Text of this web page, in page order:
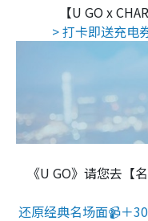
【U GO x
> 打卡即送充电
《U GO》请您去【
还原经典名场面📹＋